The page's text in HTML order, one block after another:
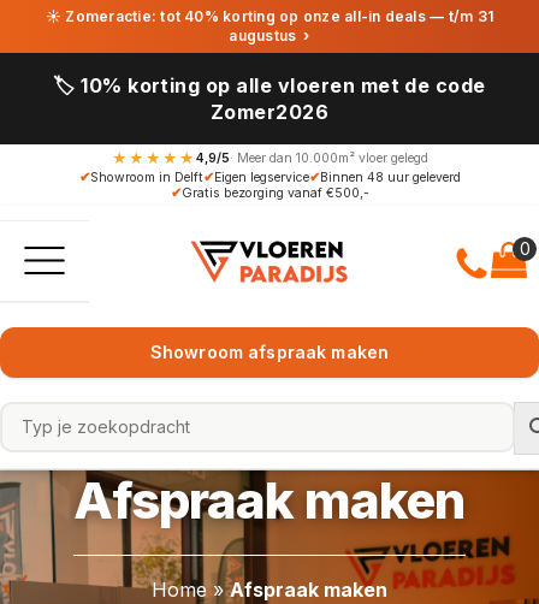
☀ Zomeractie: tot 40% korting op onze all-in deals — t/m 31
augustus ›
🏷️ 10% korting op alle vloeren met de code
Zomer2026
★★★★★ 4,9/5· Meer dan 10.000m² vloer gelegd
✔Showroom in Delft✔Eigen legservice✔Binnen 48 uur geleverd
✔Gratis bezorging vanaf €500,-
Showroom afspraak maken
Afspraak maken
Home»Afspraak maken